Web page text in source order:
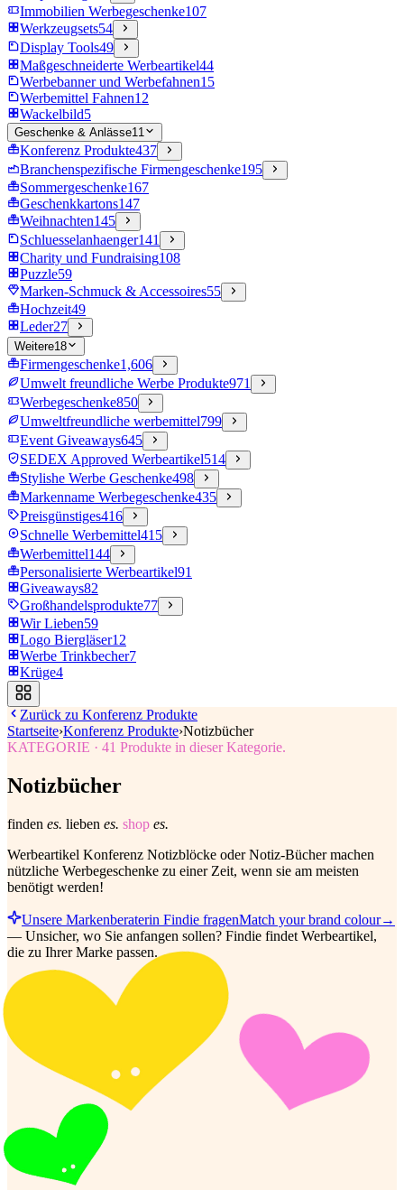
Immobilien Werbegeschenke107
Werkzeugsets54
Display Tools49
Maßgeschneiderte Werbeartikel44
Werbebanner und Werbefahnen15
Werbemittel Fahnen12
Wackelbild5
Geschenke & Anlässe11
Konferenz Produkte437
Branchenspezifische Firmengeschenke195
Sommergeschenke167
Geschenkkartons147
Weihnachten145
Schluesselanhaenger141
Charity und Fundraising108
Puzzle59
Marken-Schmuck & Accessoires55
Hochzeit49
Leder27
Weitere18
Firmengeschenke1,606
Umwelt freundliche Werbe Produkte971
Werbegeschenke850
Umweltfreundliche werbemittel799
Event Giveaways645
SEDEX Approved Werbeartikel514
Stylishe Werbe Geschenke498
Markenname Werbegeschenke435
Preisgünstiges416
Schnelle Werbemittel415
Werbemittel144
Personalisierte Werbeartikel91
Giveaways82
Großhandelsprodukte77
Wir Lieben59
Logo Biergläser12
Werbe Trinkbecher7
Krüge4
Zurück zu Konferenz Produkte
Startseite›Konferenz Produkte›Notizbücher
KATEGORIE · 41 Produkte in dieser Kategorie.
Notizbücher
finden es. lieben es. shop es.
Werbeartikel Konferenz Notizblöcke oder Notiz-Bücher machen
nützliche Werbegeschenke zu einer Zeit, wenn sie am meisten
benötigt werden!
Unsere Markenberaterin Findie fragenMatch your brand colour→
— Unsicher, wo Sie anfangen sollen? Findie findet Werbeartikel,
die zu Ihrer Marke passen.